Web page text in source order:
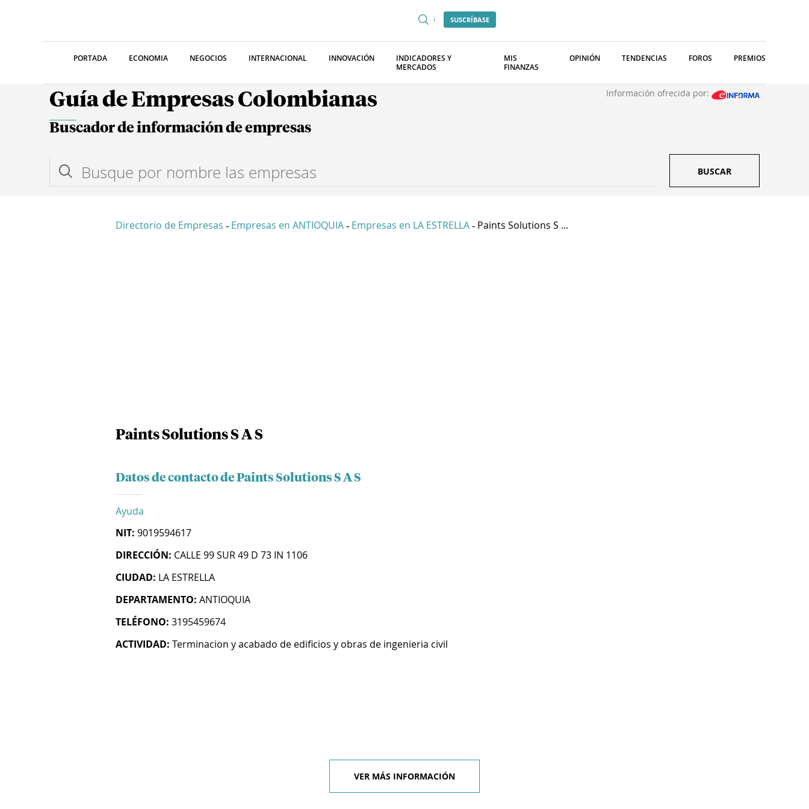
SUSCRÍBASE
PORTADA ECONOMIA NEGOCIOS INTERNACIONAL INNOVACIÓN
INDICADORES Y
MERCADOS
MIS
FINANZAS
OPINIÓN TENDENCIAS FOROS PREMIOS
Guía de Empresas Colombianas Información ofrecida por:
Buscador de información de empresas
BUSCAR
Directorio de Empresas - Empresas en ANTIOQUIA - Empresas en LA ESTRELLA - Paints Solutions S ...
Paints Solutions S A S
Datos de contacto de Paints Solutions S A S
Ayuda
NIT: 9019594617
DIRECCIÓN: CALLE 99 SUR 49 D 73 IN 1106
CIUDAD: LA ESTRELLA
DEPARTAMENTO: ANTIOQUIA
TELÉFONO: 3195459674
ACTIVIDAD: Terminacion y acabado de edificios y obras de ingenieria civil
VER MÁS INFORMACIÓN